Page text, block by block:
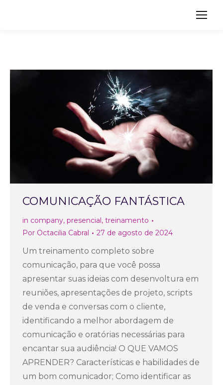
Search:
COMUNICAÇÃO FANTÁSTICA
in company, presencial, treinamento
Por Octacilia Cabral 27 de agosto de 2024
Um treinamento completo sobre
comunicação, para que você possa
apresentar suas ideias com desenvoltura em
reuniões, apresentações de projeto, scripts
de venda e conversas com o cliente,
identificando a melhor abordagem de
comunicação e oratórias necessárias para
encantar sua audiência! O QUE VAMOS
APRENDER? Características e habilidades de
um bom comunicador; Como identificar as